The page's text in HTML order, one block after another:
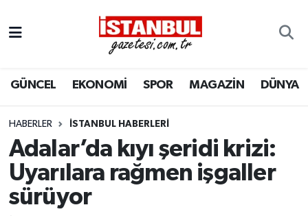
GÜNCEL EKONOMİ SPOR MAGAZİN DÜNYA
HABERLER İSTANBUL HABERLERI
Adalar’da kıyı şeridi krizi:
Uyarılara rağmen işgaller
sürüyor
EKONOMİ
İSTANBUL
DÜNYA
SPOR
Nöbetçi Eczaneler
Hava Durumu
Trafik Durumu
Süper Lig Puan Durumu ve Fikstür
Tüm Manşetler